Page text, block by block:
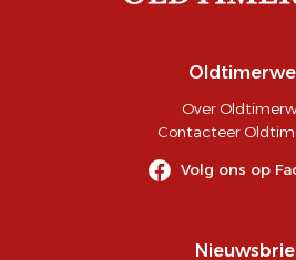
Over
Contacteer
Volg ons op